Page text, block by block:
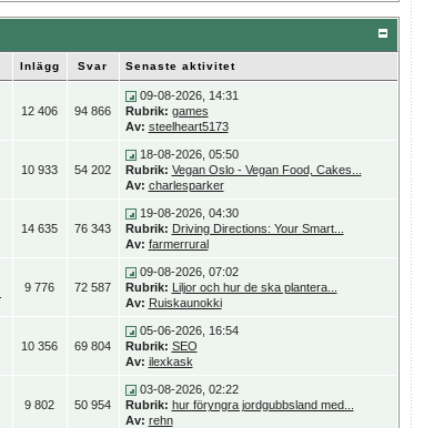
Inlägg Svar Senaste aktivitet
12 406 94 866
09-08-2026, 14:31
Rubrik: games
Av: steelheart5173
10 933 54 202
18-08-2026, 05:50
Rubrik: Vegan Oslo - Vegan Food, Cakes...
Av: charlesparker
14 635 76 343
19-08-2026, 04:30
Rubrik: Driving Directions: Your Smart...
Av: farmerrural
9 776 72 587
09-08-2026, 07:02
Rubrik: Liljor och hur de ska plantera...
Av: Ruiskaunokki
10 356 69 804
05-06-2026, 16:54
Rubrik: SEO
Av: ilexkask
9 802 50 954
03-08-2026, 02:22
Rubrik: hur föryngra jordgubbsland med...
Av: rehn